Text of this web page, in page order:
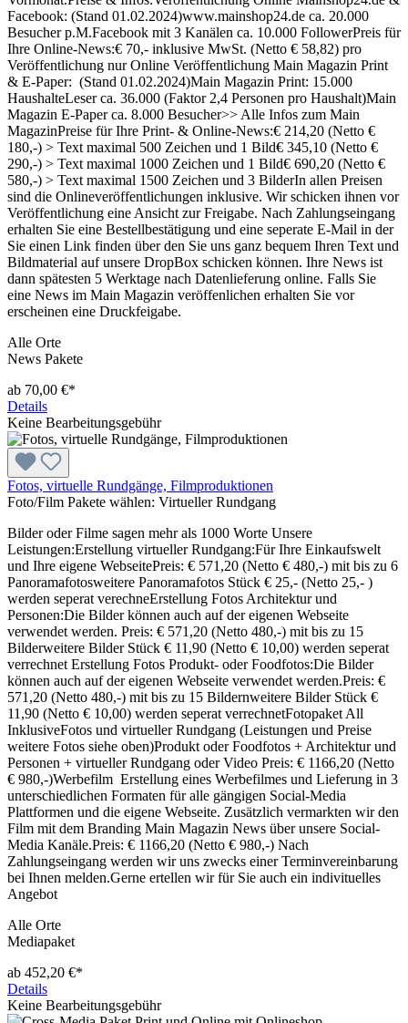
Facebook: (Stand 01.02.2024)www.mainshop24.de ca. 20.000
Besucher p.M.Facebook mit 3 Kanälen ca. 10.000 FollowerPreis für
Ihre Online-News:€ 70,- inklusive MwSt. (Netto € 58,82) pro
Veröffentlichung nur Online Veröffentlichung Main Magazin Print
& E-Paper: (Stand 01.02.2024)Main Magazin Print: 15.000
HaushalteLeser ca. 36.000 (Faktor 2,4 Personen pro Haushalt)Main
Magazin E-Paper ca. 8.000 Besucher>> Alle Infos zum Main
MagazinPreise für Ihre Print- & Online-News:€ 214,20 (Netto €
180,-) > Text maximal 500 Zeichen und 1 Bild€ 345,10 (Netto €
290,-) > Text maximal 1000 Zeichen und 1 Bild€ 690,20 (Netto €
580,-) > Text maximal 1500 Zeichen und 3 BilderIn allen Preisen
sind die Onlineveröffentlichungen inklusive. Wir schicken ihnen vor
Veröffentlichung eine Ansicht zur Freigabe. Nach Zahlungseingang
erhalten Sie eine Bestellbestätigung und eine seperate E-Mail in der
Sie einen Link finden über den Sie uns ganz bequem Ihren Text und
Bildmaterial auf unsere DropBox schicken können. Ihre News ist
dann spätesten 5 Werktage nach Datenlieferung online. Falls Sie
eine News im Main Magazin veröffenlichen erhalten Sie vor
erscheinen eine Druckfeigabe.
Alle Orte
News Pakete
ab 70,00 €*
Details
Keine Bearbeitungsgebühr
Fotos, virtuelle Rundgänge, Filmproduktionen
Foto/Film Pakete wählen: Virtueller Rundgang
Bilder oder Filme sagen mehr als 1000 Worte Unsere
Leistungen:Erstellung virtueller Rundgang:Für Ihre Einkaufswelt
und Ihre eigene WebseitePreis: € 571,20 (Netto € 480,-) mit bis zu 6
Panoramafotosweitere Panoramafotos Stück € 25,- (Netto 25,- )
werden seperat verechneErstellung Fotos Architektur und
Personen:Die Bilder können auch auf der eigenen Webseite
verwendet werden. Preis: € 571,20 (Netto 480,-) mit bis zu 15
Bilderweitere Bilder Stück € 11,90 (Netto € 10,00) werden seperat
verrechnet Erstellung Fotos Produkt- oder Foodfotos:Die Bilder
können auch auf der eigenen Webseite verwendet werden.Preis: €
571,20 (Netto 480,-) mit bis zu 15 Bildernweitere Bilder Stück €
11,90 (Netto € 10,00) werden seperat verrechnetFotopaket All
InklusiveFotos und virtueller Rundgang (Leistungen und Preise
weitere Fotos siehe oben)Produkt oder Foodfotos + Architektur und
Personen + virtueller Rundgang oder Video Preis: € 1166,20 (Netto
€ 980,-)Werbefilm Erstellung eines Werbefilmes und Lieferung in 3
unterschiedlichen Formaten für alle gängigen Social-Media
Plattformen und die eigene Webseite. Zusätzlich vermarkten wir den
Film mit dem Branding Main Magazin News über unsere Social-
Media Kanäle.Preis: € 1166,20 (Netto € 980,-) Nach
Zahlungseingang werden wir uns zwecks einer Terminvereinbarung
bei Ihnen melden.Gerne ertellen wir für Sie auch ein indivituelles
Angebot
Alle Orte
Mediapaket
ab 452,20 €*
Details
Keine Bearbeitungsgebühr